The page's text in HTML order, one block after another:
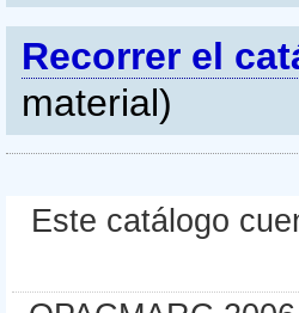
Recorrer el
material)
Este catálogo